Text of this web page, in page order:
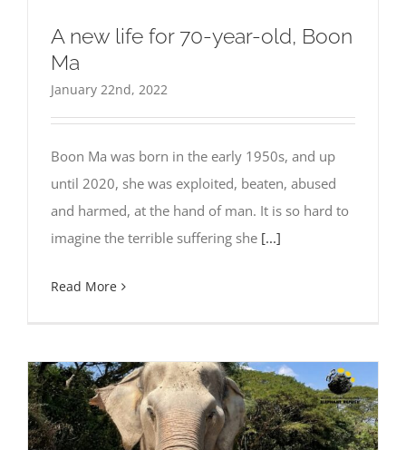
A new life for 70-year-old, Boon
Ma
January 22nd, 2022
Boon Ma was born in the early 1950s, and up
until 2020, she was exploited, beaten, abused
and harmed, at the hand of man. It is so hard to
imagine the terrible suffering she[...]
Read More